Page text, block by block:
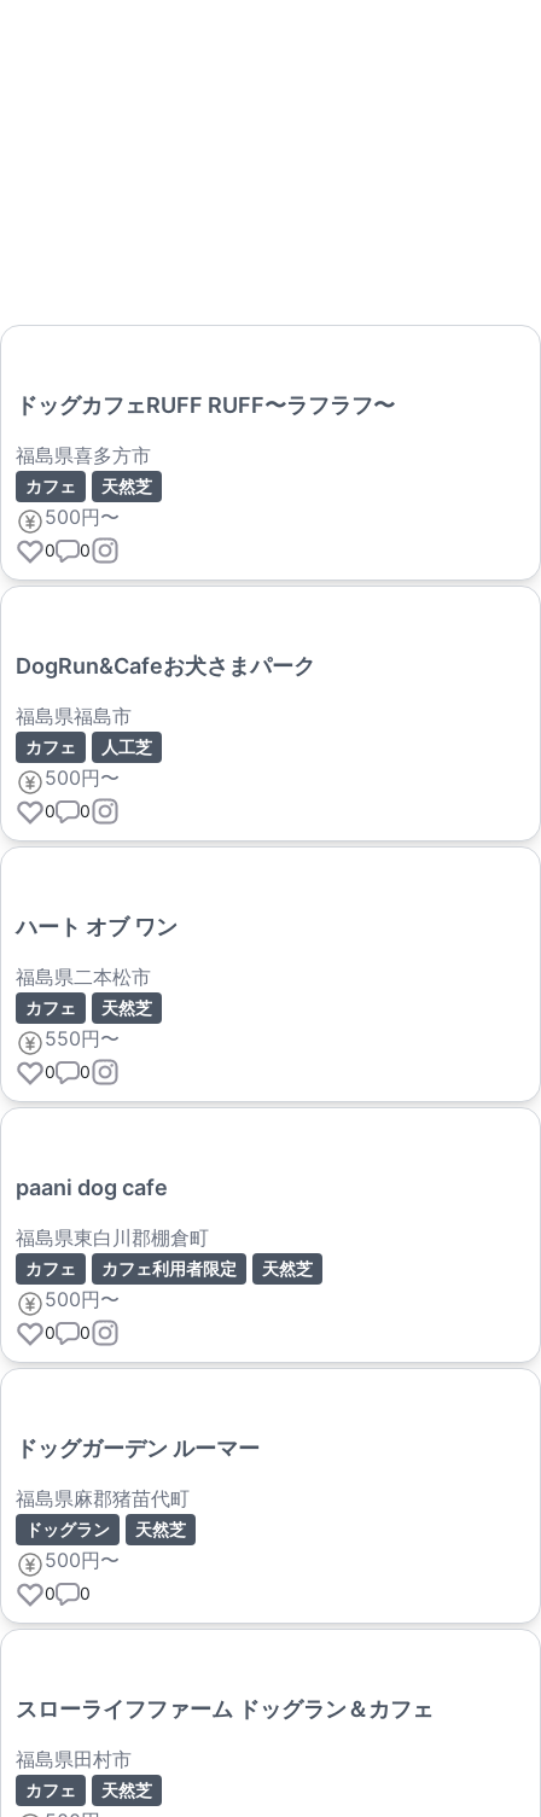
ドッグカフェRUFF RUFF〜ラフラフ〜
福島県喜多方市
カフェ 天然芝
500円〜
0 0
DogRun&Cafeお犬さまパーク
福島県福島市
カフェ 人工芝
500円〜
0 0
ハート オブ ワン
福島県二本松市
カフェ 天然芝
550円〜
0 0
paani dog cafe
福島県東白川郡棚倉町
カフェ カフェ利用者限定 天然芝
500円〜
0 0
ドッグガーデン ルーマー
福島県麻郡猪苗代町
ドッグラン 天然芝
500円〜
0 0
スローライフファーム ドッグラン＆カフェ
福島県田村市
カフェ 天然芝